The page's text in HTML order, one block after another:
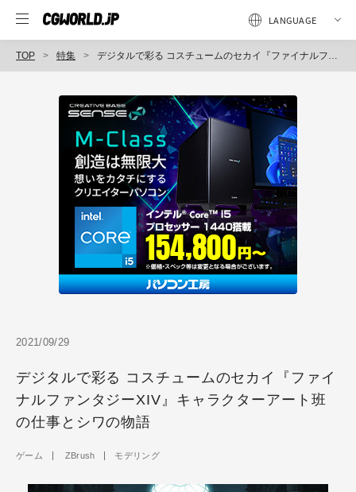
TOP 特集 デジタルで彩る コスチュームのセカイ『ファイナルファンタジーXIV』キャラクターアート班の仕事とシワの物語
2021/09/29
デジタルで彩る コスチュームのセカイ『ファイ
ナルファンタジーXIV』キャラクターアート班
の仕事とシワの物語
ゲーム ZBrush モデリング